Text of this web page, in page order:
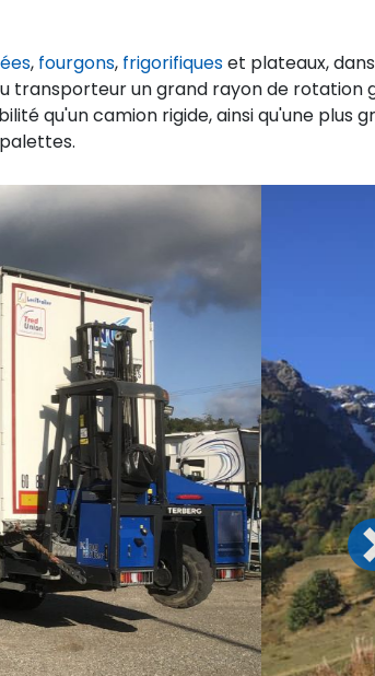
, fourgons, frigorifiqueset plateaux,
transporteur un grand rayon de rotation
qu'un camion rigide, ainsi qu'une plus